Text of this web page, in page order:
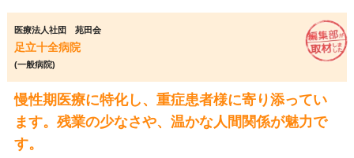
医療法人社団 苑田会
足立十全病院
(一般病院)
慢性期医療に特化し、重症患者様に寄り添ってい
ます。残業の少なさや、温かな人間関係が魅力で
す。